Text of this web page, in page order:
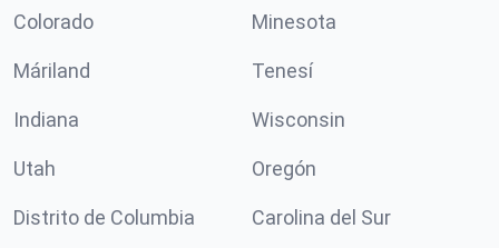
Colorado Minesota
Máriland Tenesí
Indiana Wisconsin
Utah Oregón
Distrito de Columbia Carolina del Sur